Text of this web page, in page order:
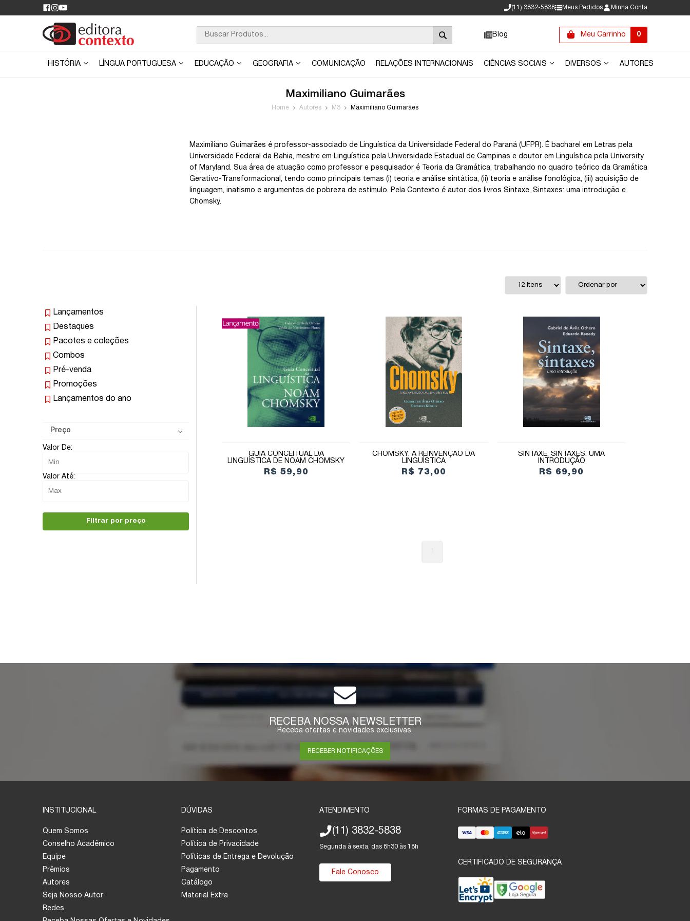
(11) 3832-5838 Meus Pedidos Minha Conta
Blog Meu Carrinho 0
HISTÓRIA LÍNGUA PORTUGUESA EDUCAÇÃO GEOGRAFIA COMUNICAÇÃO RELAÇÕES INTERNACIONAIS CIÊNCIAS SOCIAIS DIVERSOS AUTORES
Maximiliano Guimarães
Home Autores M3 Maximiliano Guimarães
Maximiliano Guimarães é professor-associado de Linguística da Universidade Federal do Paraná (UFPR). É bacharel em Letras pela
Universidade Federal da Bahia, mestre em Linguística pela Universidade Estadual de Campinas e doutor em Linguística pela University
of Maryland. Sua área de atuação como professor e pesquisador é Teoria da Gramática, trabalhando no quadro teórico da Gramática
Gerativo-Transformacional, tendo como principais temas (i) teoria e análise sintática, (ii) teoria e análise fonológica, (iii) aquisição de
linguagem, inatismo e argumentos de pobreza de estímulo. Pela Contexto é autor dos livros Sintaxe, Sintaxes: uma introdução e
Chomsky.
Lançamentos
Destaques
Pacotes e coleções
Combos
Pré-venda
Promoções
Lançamentos do ano
Preço
Valor De:
Valor Até:
Filtrar por preço
GUIA CONCEITUAL DA
LINGUÍSTICA DE NOAM CHOMSKY
R$ 59,90
CHOMSKY: A REINVENÇÃO DA
LINGUÍSTICA
R$ 73,00
SINTAXE, SINTAXES: UMA
INTRODUÇÃO
R$ 69,90
RECEBA NOSSA NEWSLETTER
Receba ofertas e novidades exclusivas.
RECEBER NOTIFICAÇÕES
INSTITUCIONAL
Quem Somos
Conselho Acadêmico
Equipe
Prêmios
Autores
Seja Nosso Autor
Redes
DÚVIDAS
Política de Descontos
Política de Privacidade
Políticas de Entrega e Devolução
Pagamento
Catálogo
Material Extra
ATENDIMENTO
(11) 3832-5838
Segunda à sexta, das 8h30 às 18h
Fale Conosco
FORMAS DE PAGAMENTO
CERTIFICADO DE SEGURANÇA